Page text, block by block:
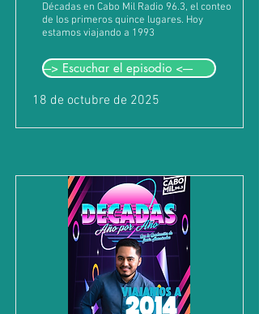
Décadas en Cabo Mil Radio 96.3, el conteo
de los primeros quince lugares. Hoy
estamos viajando a 1993
---> Escuchar el episodio <----
18 de octubre de 2025